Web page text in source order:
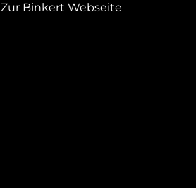
Zur Binkert Webseite